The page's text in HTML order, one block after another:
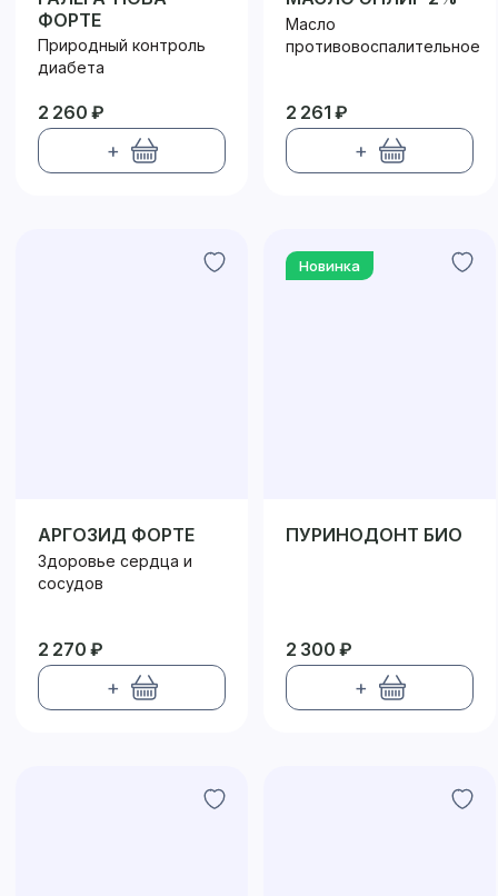
ФОРТЕ
Природный контроль
диабета
2 260 ₽
+
Масло
противовоспалительное
2 261 ₽
+
АРГОЗИД ФОРТЕ
Здоровье сердца и
сосудов
2 270 ₽
+
Новинка
ПУРИНОДОНТ БИО
2 300 ₽
+